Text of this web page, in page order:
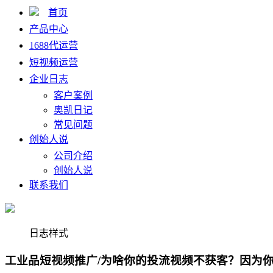
首页
产品中心
1688代运营
短视频运营
企业日志
客户案例
奥凯日记
常见问题
创始人说
公司介绍
创始人说
联系我们
日志样式
工业品短视频推广/为啥你的投流视频不获客？因为